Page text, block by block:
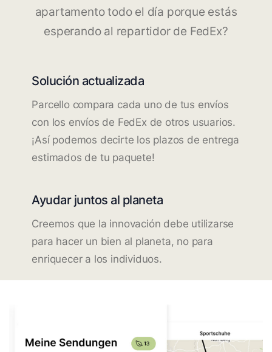
apartamento todo el día porque estás
esperando al repartidor de FedEx?
Solución actualizada
Parcello compara cada uno de tus envíos
con los envíos de FedEx de otros usuarios.
¡Así podemos decirte los plazos de entrega
estimados de tu paquete!
Ayudar juntos al planeta
Creemos que la innovación debe utilizarse
para hacer un bien al planeta, no para
enriquecer a los individuos.